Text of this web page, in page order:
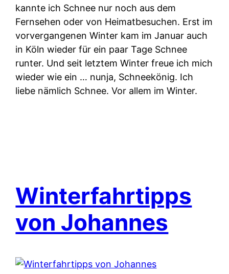
kannte ich Schnee nur noch aus dem
Fernsehen oder von Heimatbesuchen. Erst im
vorvergangenen Winter kam im Januar auch
in Köln wieder für ein paar Tage Schnee
runter. Und seit letztem Winter freue ich mich
wieder wie ein … nunja, Schneekönig. Ich
liebe nämlich Schnee. Vor allem im Winter.
Winterfahrtipps
von Johannes